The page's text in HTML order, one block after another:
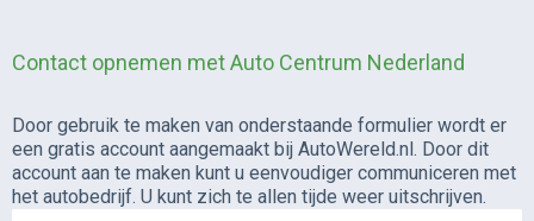
Contact opnemen met Auto Centrum Nederland
Door gebruik te maken van onderstaande formulier wordt er
een gratis account aangemaakt bij AutoWereld.nl. Door dit
account aan te maken kunt u eenvoudiger communiceren met
het autobedrijf. U kunt zich te allen tijde weer uitschrijven.